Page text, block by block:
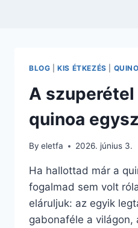
BLOG |KIS ÉTKEZÉS
A
quinoa
By eletfa 2026. június 3.
Ha hallottad már a
fogalmad sem volt
eláruljuk: az egyik
gabonaféle a világon,